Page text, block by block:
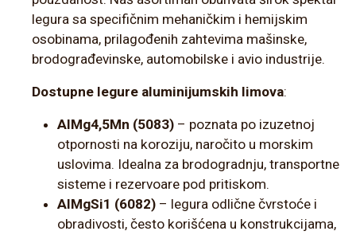
legura sa specifičnim mehaničkim i hemijskim
osobinama, prilagođenih zahtevima mašinske,
brodograđevinske, automobilske i avio industrije.
Dostupne legure aluminijumskih limova:
AlMg4,5Mn (5083) – poznata po izuzetnoj
otpornosti na koroziju, naročito u morskim
uslovima. Idealna za brodogradnju, transportne
sisteme i rezervoare pod pritiskom.
AlMgSi1 (6082) – legura odlične čvrstoće i
obradivosti, često korišćena u konstrukcijama,